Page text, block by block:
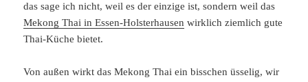
das sage ich nicht, weil es der einzige ist, sondern weil das
Mekong Thai in Essen-Holsterhausen wirklich ziemlich gute
Thai-Küche bietet.
Von außen wirkt das Mekong Thai ein bisschen üsselig, wir